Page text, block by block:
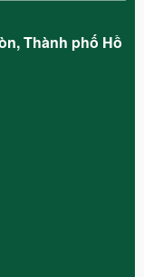
Thành phố Hồ